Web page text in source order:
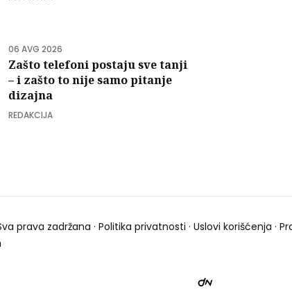
06 AVG 2026
Zašto telefoni postaju sve tanji
– i zašto to nije samo pitanje
dizajna
REDAKCIJA
prava zadržana · Politika privatnosti · Uslovi korišćenja ·